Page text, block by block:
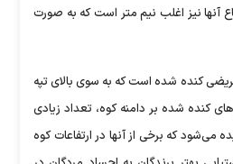
آنها نیز اغلب نیم متر است که به صورت
عریضی کنده شده است که به سوی بالای تپه
کنده شده بر دامنه کوه، تعداد زیادی
می‌شود که برخی از آنها در ارتفاعات کوه